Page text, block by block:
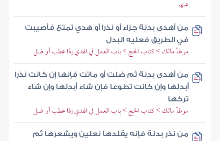
عنها
من أهدى بدنة جزاء أو نذرا أو هدي تمتع فأصيبت
في الطريق فعليه البدل
موطأ مالك > كتاب الحج > باب العمل في الهدي إذا عطب أو ضل
من أهدى بدنة ثم ضلت أو ماتت فإنها إن كانت نذرا
أبدلها وإن كانت تطوعا فإن شاء أبدلها وإن شاء
تركها
موطأ مالك > كتاب الحج > باب العمل في الهدي إذا عطب أو ضل
من نذر بدنة فإنه يقلدها نعلين ويشعرها ثم